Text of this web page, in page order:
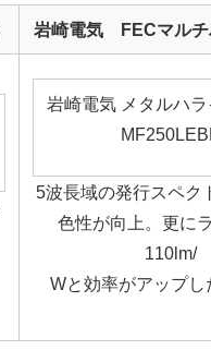
岩崎電気 FECマルチ
岩崎電気 メタルハ
5波長域の発行スペク
色性が向上。更に
110lm/
Wと効率がアップし